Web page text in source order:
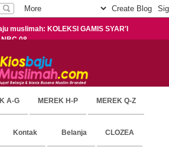
muslimah: KOLEKSI GAMIS SYAR'I
08
A-G MEREK H-P MEREK Q-Z
Kontak Belanja CLOZEA